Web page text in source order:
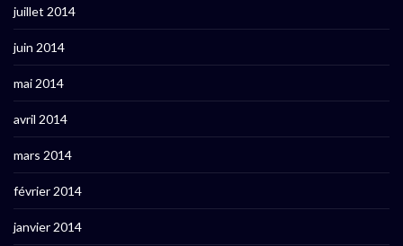
juillet 2014
juin 2014
mai 2014
avril 2014
mars 2014
février 2014
janvier 2014